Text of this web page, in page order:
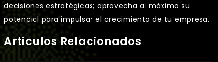
decisiones estratégicas; aprovecha al máximo su
potencial para impulsar el crecimiento de tu empresa.
Articulos Relacionados